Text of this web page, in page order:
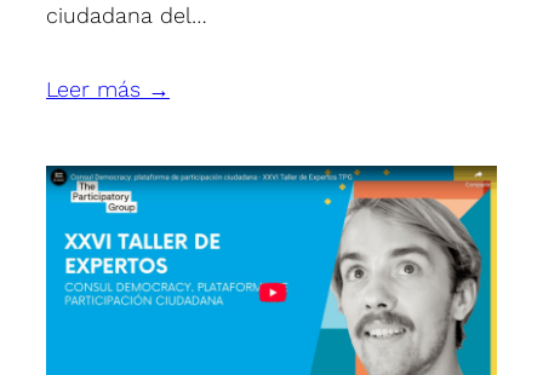
ciudadana del…
Leer más →